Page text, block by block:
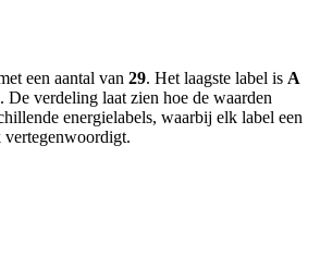
een aantal van 29. Het laagste label is A
. De verdeling laat zien hoe de waarden
energielabels, waarbij elk label een
vertegenwoordigt.